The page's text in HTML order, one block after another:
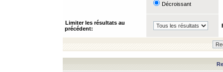
Décroissant
Limiter les résultats au
précédent: